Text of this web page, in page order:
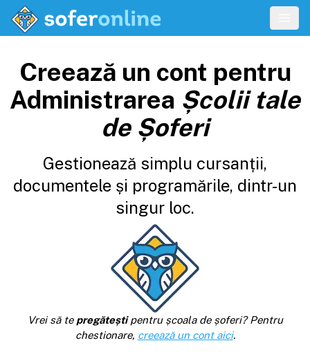
Creează un cont pentru
Administrarea Școlii tale
de Șoferi
Gestionează simplu cursanții,
documentele și programările, dintr-un
singur loc.
Vrei să te pregăteștipentru școala de șoferi? Pentru
chestionare, creează un cont aici.